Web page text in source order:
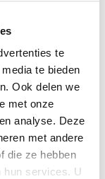
te
te bieden
Ook delen we
met onze
analyse. Deze
met andere
die ze hebben
hun services. U